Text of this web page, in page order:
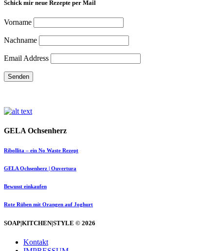
Schick mir neue Rezepte per Mail
Vorname
Nachname
Email Address
GELA Ochsenherz
Ribollita – ein No Waste Rezept
GELA Ochsenherz | Ouvertura
Bewusst einkaufen
Rote Rüben mit Orangen auf Joghurt
SOAP|KITCHEN|STYLE © 2026
Kontakt